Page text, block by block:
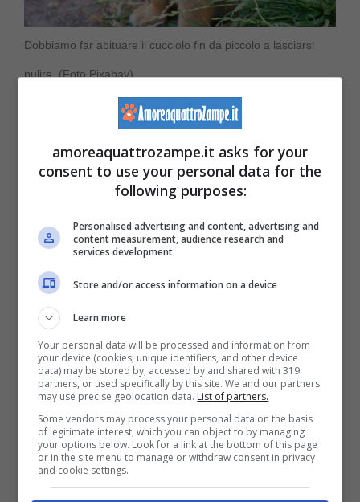
Dobbiamo far abituare il cucciolo fin da piccolo a lasciarsi
pulire. (Foto Pixabay)
Sarà fondamentaleabituare il nostro cucciolo
fin da piccoloa questa pratica di pulizia, e
anche a lasciarsi toccare le orecchie.
Meglio farlo fin da cucciolo, in futuro così non
avremo problemi anche
dal veterinario e sarà il momento di farsi
ispezionare le orecchie.
Per pulire le orecchie regolarmente,
possiamo sederci sul pavimento vicino a
lui/lei. Teniamo un batuffolo di cotone tra le
mani, e aspettiamo che si calmi.
amoreaquattrozampe.it asks for your
consent to use your personal data for the
following purposes:
Personalised advertising and content, advertising and
content measurement, audience research and
services development
Store and/or access information on a device
Learn more
Your personal data will be processed and information from
your device (cookies, unique identifiers, and other device
data) may be stored by, accessed by and shared with 319
partners, or used specifically by this site. We and our partners
may use precise geolocation data. List of partners.
Some vendors may process your personal data on the basis
of legitimate interest, which you can object to by managing
your options below. Look for a link at the bottom of this page
or in the site menu to manage or withdraw consent in privacy
and cookie settings.